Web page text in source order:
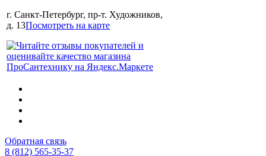
г. Санкт-Петербург, пр-т. Художников,
д. 13Посмотреть на карте
Обратная связь
8 (812) 565-35-37